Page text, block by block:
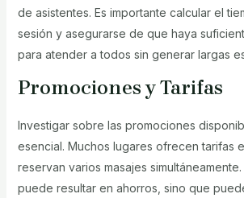
de asistentes. Es importante calcular el
sesión y asegurarse de que haya
para atender a todos sin generar largas
Promociones y Tarifas
Investigar sobre las promociones
esencial. Muchos lugares ofrecen tarifas
reservan varios masajes
puede resultar en ahorros, sino que